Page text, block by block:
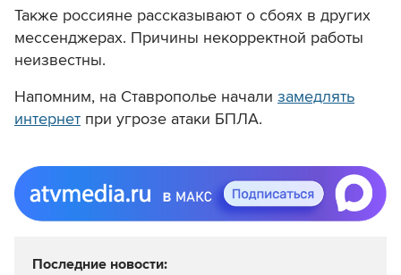
Также россияне рассказывают о сбоях в других
мессенджерах. Причины некорректной работы
неизвестны.
Напомним, на Ставрополье начали замедлять
интернет при угрозе атаки БПЛА.
Последние новости: